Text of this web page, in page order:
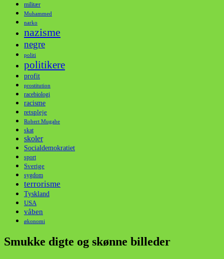
militær
Muhammed
narko
nazisme
negre
politi
politikere
profit
prostitution
racebiologi
racisme
retspleje
Robert Mugabe
skat
skoler
Socialdemokratiet
sport
Sverige
sygdom
terrorisme
Tyskland
USA
våben
økonomi
Smukke digte og skønne billeder